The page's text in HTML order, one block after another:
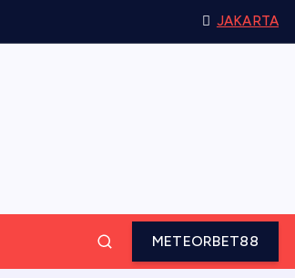
JAKARTA
METEORBET88